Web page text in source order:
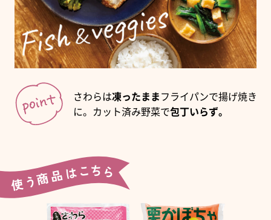
さわらは凍ったままフライパンで揚げ焼き
に。カット済み野菜で包丁いらず。